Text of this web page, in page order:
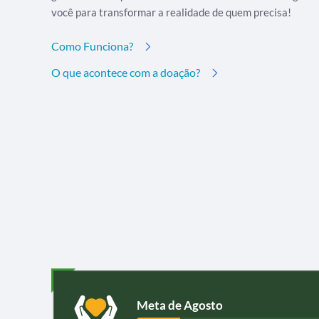
você para transformar a realidade de quem precisa!
Como Funciona?
O que acontece com a doação?
Meta de Agosto